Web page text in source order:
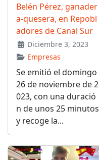
Belén Pérez, ganader
a-quesera, en Repobl
adores de Canal Sur
Diciembre 3, 2023
Empresas
Se emitió el domingo
26 de noviembre de 2
023, con una duració
n de unos 25 minutos
y recoge la...